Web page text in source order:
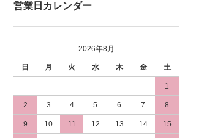
営業日カレンダー
2026年8月
日 月 火 水 木 金 土
1
2 3 4 5 6 7 8
9 10 11 12 13 14 15